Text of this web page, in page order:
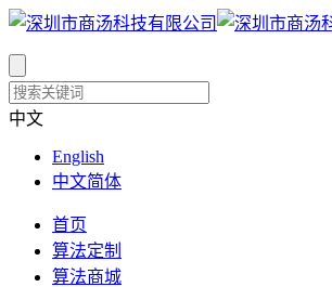
中文
English
中文简体
首页
算法定制
算法商城